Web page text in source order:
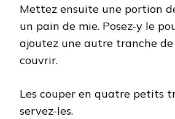
Mettez ensuite une portion
un pain de mie. Posez-y le
ajoutez une autre tranche
couvrir.
Les couper en quatre petits
servez-les.